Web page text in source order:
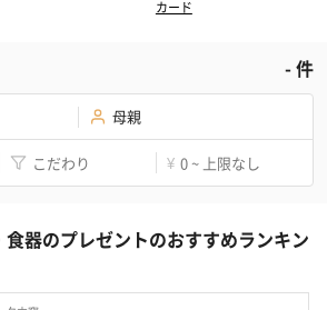
カード
-件
母親
こだわり ¥ 0 ~ 上限なし
器のプレゼントのおすすめランキン